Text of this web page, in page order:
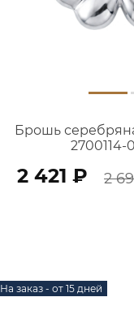
Брошь
2700114-
2 421 ₽ 2
На заказ - от 15 дней